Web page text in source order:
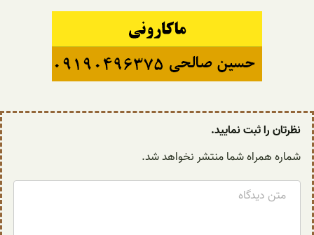
نظرتان را ثبت نمایید.
شماره همراه شما منتشر نخواهد شد.